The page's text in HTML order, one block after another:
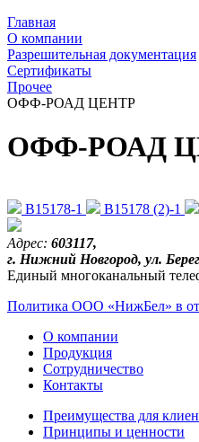
Главная
О компании
Разрешительная документация
Сертификаты
Прочее
ОФФ-РОАД ЦЕНТР
ОФФ-РОАД
В15178-1 В15178 (2)-1
Адрес: 603117,
г. Нижний Новгород, ул.
Единый многоканальный
Политика ООО «НижБел» в
О компании
Продукция
Сотрудничество
Контакты
Преимущества для
Принципы и ценности